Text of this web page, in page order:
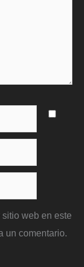
web en este
un comentario.